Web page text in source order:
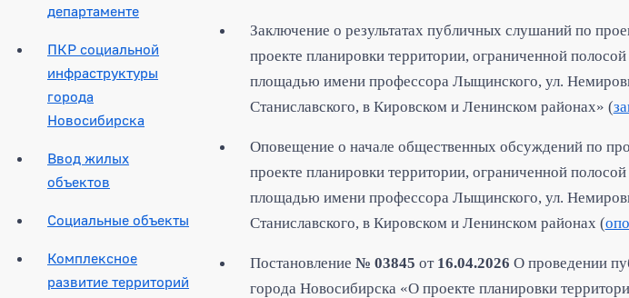
департаменте
ПКР социальной
инфраструктуры
города
Новосибирска
Ввод жилых
объектов
Социальные объекты
Комплексное
развитие территорий
Заключение о результатах публичных слушаний по
проекте планировки территории, ограниченной
площадью имени профессора Лыщинского, ул.
Станиславского, в Кировском и Ленинском районах» (
Оповещение о начале общественных обсуждений по
проекте планировки территории, ограниченной
площадью имени профессора Лыщинского, ул.
Станиславского, в Кировском и Ленинском районах (
Постановление № 03845 от 16.04.2026 О проведении
города Новосибирска «О проекте планировки